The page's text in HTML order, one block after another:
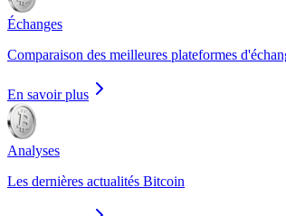
Échanges
Comparaison des meilleures plateformes
En savoir plus
Analyses
Les dernières actualités Bitcoin